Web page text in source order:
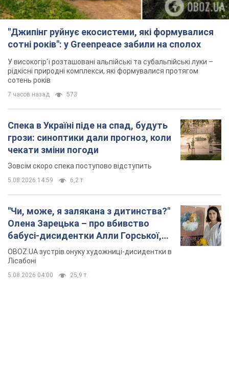
"Джипінг руйнує екосистеми, які формувалися
сотні років": у Greenpeace забили на сполох
У високогір'ї розташовані альпійські та субальпійські луки –
рідкісні природні комплекси, які формувалися протягом
сотень років
7 часов назад 573
Спека в Україні піде на спад, будуть
грози: синоптики дали прогноз, коли
чекати зміни погоди
Зовсім скоро спека поступово відступить
5.08.2026 14:59 6,2 т.
"Чи, може, я залякана з дитинства?"
Олена Зарецька – про вбивство
бабусі-дисидентки Алли Горської,
критику Дмитра Стуса та втечу в
Португалію з 5 дітьми
OBOZ.UA зустрів онуку художниці-дисидентки в
Лісабоні
5.08.2026 04:00 25,9 т.